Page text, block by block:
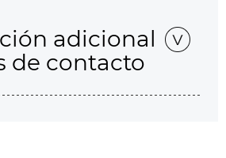
adicional
de contacto